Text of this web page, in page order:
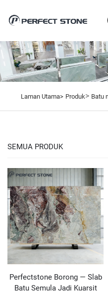
Laman Utama> Produk> Batu
SEMUA PRODUK
Perfectstone Borong — Slab
Batu Semula Jadi Kuarsit